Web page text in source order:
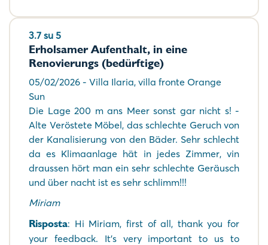
3.7 su 5
Erholsamer Aufenthalt, in eine
Renovierungs (bedürftige)
05/02/2026 - Villa Ilaria, villa fronte Orange
Sun
Die Lage 200 m ans Meer sonst gar nicht s! -
Alte Veröstete Möbel, das schlechte Geruch von
der Kanalisierung von den Bäder. Sehr schlecht
da es Klimaanlage hät in jedes Zimmer, vin
draussen hört man ein sehr schlechte Geräusch
und über nacht ist es sehr schlimm!!!
Miriam
Risposta: Hi Miriam, first of all, thank you for
your feedback. It's very important to us to